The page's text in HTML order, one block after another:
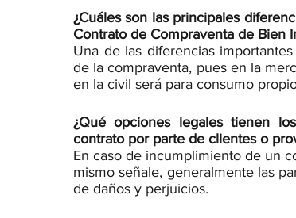
¿Cuáles son las principales
Contrato de Compraventa de Bien
Una de las diferencias
de la compraventa, pues en la
en la civil será para consumo
¿Qué opciones legales tienen
contrato por parte de clientes o
En caso de incumplimiento de un
mismo señale, generalmente las
de daños y perjuicios.